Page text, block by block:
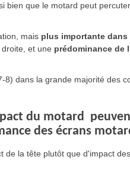
bien que le motard peut
mais plus importante
droite, et une prédominance de
8) dans la grande majorité des
du motard
des écrans
de la tête plutôt que d'impact